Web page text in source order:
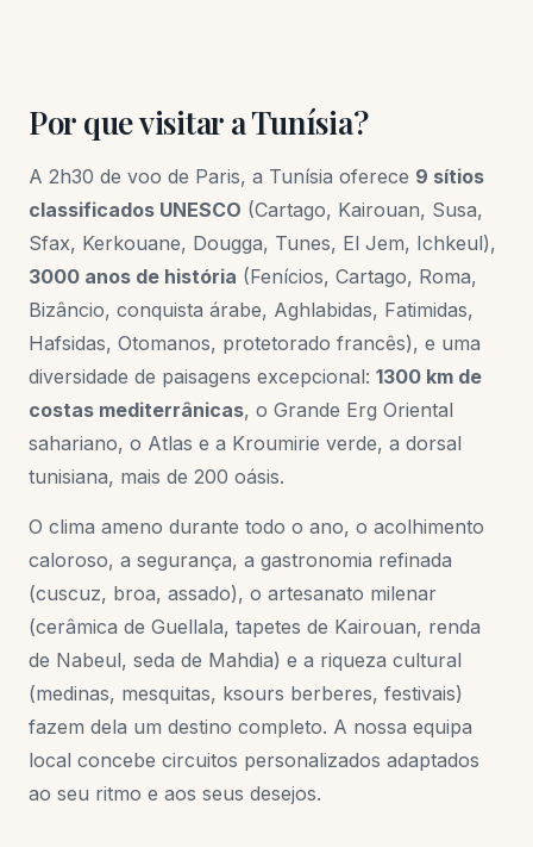
Por que visitar a Tunísia?
A 2h30 de voo de Paris, a Tunísia oferece 9 sítios
classificados UNESCO (Cartago, Kairouan, Susa,
Sfax, Kerkouane, Dougga, Tunes, El Jem, Ichkeul),
3000 anos de história (Fenícios, Cartago, Roma,
Bizâncio, conquista árabe, Aghlabidas, Fatimidas,
Hafsidas, Otomanos, protetorado francês), e uma
diversidade de paisagens excepcional: 1300 km de
costas mediterrânicas, o Grande Erg Oriental
sahariano, o Atlas e a Kroumirie verde, a dorsal
tunisiana, mais de 200 oásis.
O clima ameno durante todo o ano, o acolhimento
caloroso, a segurança, a gastronomia refinada
(cuscuz, broa, assado), o artesanato milenar
(cerâmica de Guellala, tapetes de Kairouan, renda
de Nabeul, seda de Mahdia) e a riqueza cultural
(medinas, mesquitas, ksours berberes, festivais)
fazem dela um destino completo. A nossa equipa
local concebe circuitos personalizados adaptados
ao seu ritmo e aos seus desejos.